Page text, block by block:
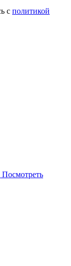
с политикой
Посмотреть